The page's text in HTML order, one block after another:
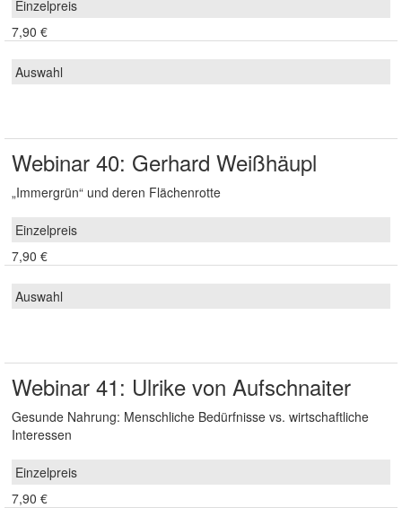
7,90 €
Webinar 40: Gerhard Weißhäupl
„Immergrün“ und deren Flächenrotte
7,90 €
Webinar 41: Ulrike von Aufschnaiter
Gesunde Nahrung: Menschliche Bedürfnisse vs. wirtschaftliche
Interessen
7,90 €